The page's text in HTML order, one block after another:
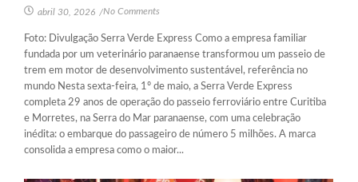
abril 30, 2026 /No Comments
Foto: Divulgação Serra Verde Express Como a empresa familiar
fundada por um veterinário paranaense transformou um passeio de
trem em motor de desenvolvimento sustentável, referência no
mundo Nesta sexta-feira, 1º de maio, a Serra Verde Express
completa 29 anos de operação do passeio ferroviário entre Curitiba
e Morretes, na Serra do Mar paranaense, com uma celebração
inédita: o embarque do passageiro de número 5 milhões. A marca
consolida a empresa como o maior...